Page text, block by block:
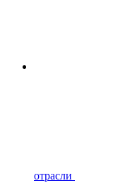
отрасли